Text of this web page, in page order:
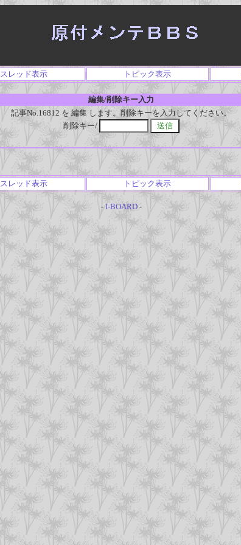
スレッド表示 トピック表示
編集/削除キー入力
記事No.16812 を 編集 します。削除キーを入力してください。
削除キー/
スレッド表示 トピック表示
- I-BOARD-